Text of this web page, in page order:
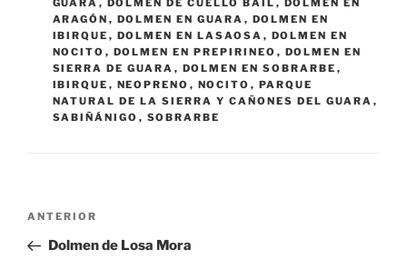
GUARA , DOLMEN DE CUELLO BAIL ,
DOLMEN EN
ARAGÓN , DOLMEN EN GUARA , DOLMEN EN
IBIRQUE , DOLMEN EN LASAOSA , DOLMEN EN
NOCITO , DOLMEN EN PREPIRINEO , DOLMEN EN
SIERRA DE GUARA , DOLMEN EN SOBRARBE ,
IBIRQUE , NEOPRENO , NOCITO , PARQUE
NATURAL DE LA SIERRA Y CAÑONES DEL GUARA ,
SABIÑÁNIGO , SOBRARBE
Navegación
entradas
Entrada
anterior:
ANTERIOR
Dolmen de Losa Mora